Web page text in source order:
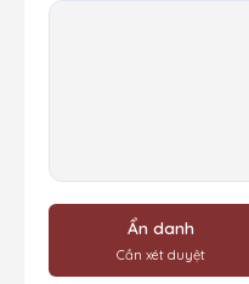
Bình
Ẩn danh
Cần xét duyệt